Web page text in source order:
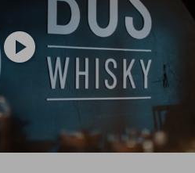
play_circle